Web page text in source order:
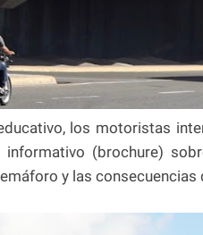
los motoristas
(brochure)
y las consecuencias